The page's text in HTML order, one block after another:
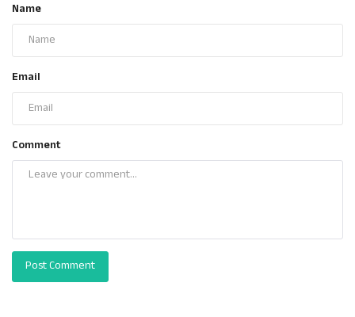
Name
Email
Comment
Post Comment